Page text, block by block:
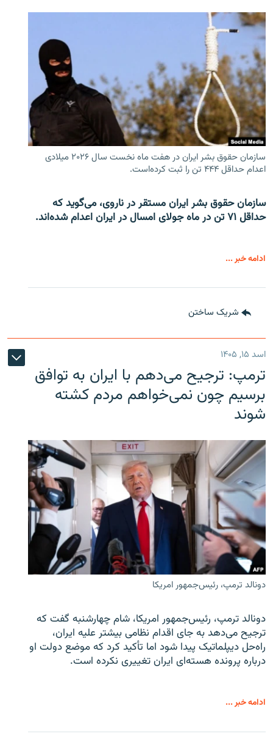
سازمان حقوق بشر ایران در هفت ماه نخست سال ۲۰۲۶ میلادی
اعدام حداقل ۴۴۴ تن را ثبت کرده‌است.
سازمان حقوق بشر ایران مستقر در ناروی، می‌گوید که
حداقل ۷۱ تن در ماه جولای امسال در ایران اعدام شده‌اند.
ادامه خبر ...
شریک ساختن
اسد ۱۵, ۱۴۰۵
ترمپ: ترجیح می‌دهم با ایران به توافق
برسیم چون نمی‌خواهم مردم کشته
شوند
دونالد ترمپ، رئیس‌جمهور امریکا
دونالد ترمپ، رئیس‌جمهور امریکا، شام چهارشنبه گفت که
ترجیح می‌دهد به جای اقدام نظامی بیشتر علیه ایران،
راه‌حل دیپلماتیک پیدا شود اما تأکید کرد که موضع دولت او
درباره پرونده هسته‌ای ایران تغییری نکرده است.
ادامه خبر ...